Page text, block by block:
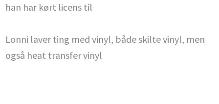
han har kørt licens til
Lonni laver ting med vinyl, både skilte vinyl, men
også heat transfer vinyl